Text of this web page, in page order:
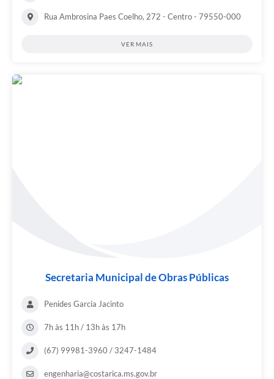
Rua Ambrosina Paes Coelho, 272 - Centro - 79550-000
VER MAIS
Secretaria Municipal de Obras Públicas
Penides Garcia Jacinto
7h às 11h / 13h às 17h
(67) 99981-3960 / 3247-1484
engenharia@costarica.ms.gov.br